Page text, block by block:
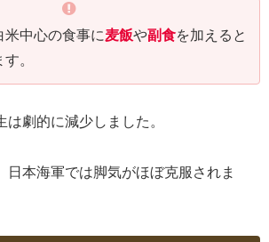
米中心の食事に麦飯や副食を加えると
。
劇的に減少しました。
日本海軍では脚気がほぼ克服されま